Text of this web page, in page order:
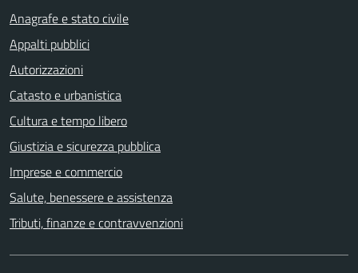
Anagrafe e stato civile
Appalti pubblici
Autorizzazioni
Catasto e urbanistica
Cultura e tempo libero
Giustizia e sicurezza pubblica
Imprese e commercio
Salute, benessere e assistenza
Tributi, finanze e contravvenzioni